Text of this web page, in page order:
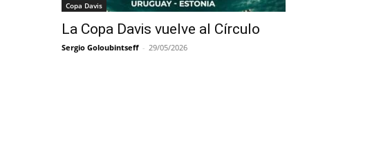
Copa Davis
La Copa Davis vuelve al Círculo
Sergio Goloubintseff - 29/05/2026